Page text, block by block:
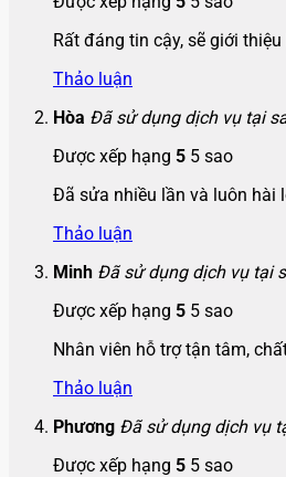
Rất đáng tin cậy, sẽ giới thiệu
Thảo luận
Hòa Đã sử dụng dịch vụ tại
Được xếp hạng 5 5 sao
Đã sửa nhiều lần và luôn hài
Thảo luận
Minh Đã sử dụng dịch vụ tại
Được xếp hạng 5 5 sao
Nhân viên hỗ trợ tận tâm,
Thảo luận
Phương Đã sử dụng dịch vụ
Được xếp hạng 5 5 sao